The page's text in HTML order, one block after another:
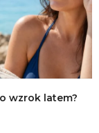
wzrok latem?